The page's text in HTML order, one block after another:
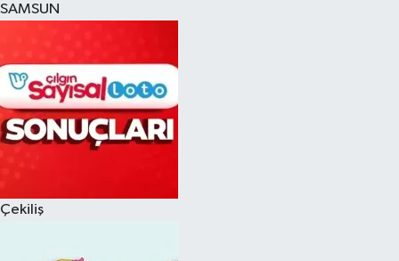
SAMSUN
Çekiliş